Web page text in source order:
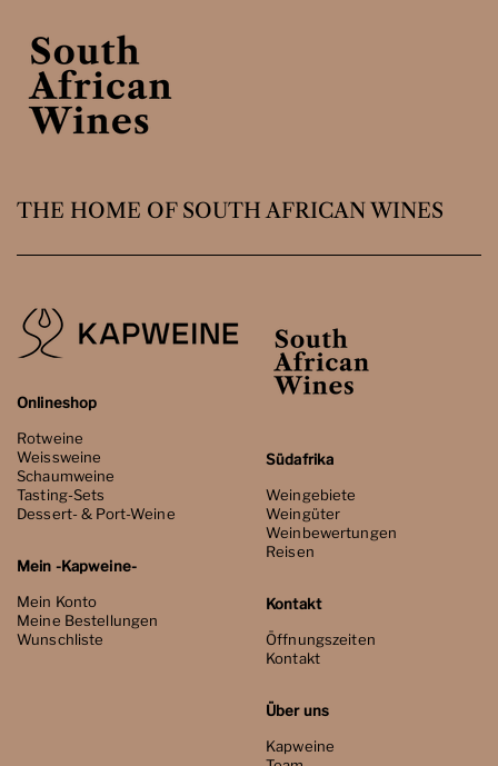
THE HOME OF SOUTH AFRICAN WINES
Onlineshop
Rotweine
Weissweine
Schaumweine
Tasting-Sets
Dessert- & Port-Weine
Mein -Kapweine-
Mein Konto
Meine Bestellungen
Wunschliste
Südafrika
Weingebiete
Weingüter
Weinbewertungen
Reisen
Kontakt
Öffnungszeiten
Kontakt
Über uns
Kapweine